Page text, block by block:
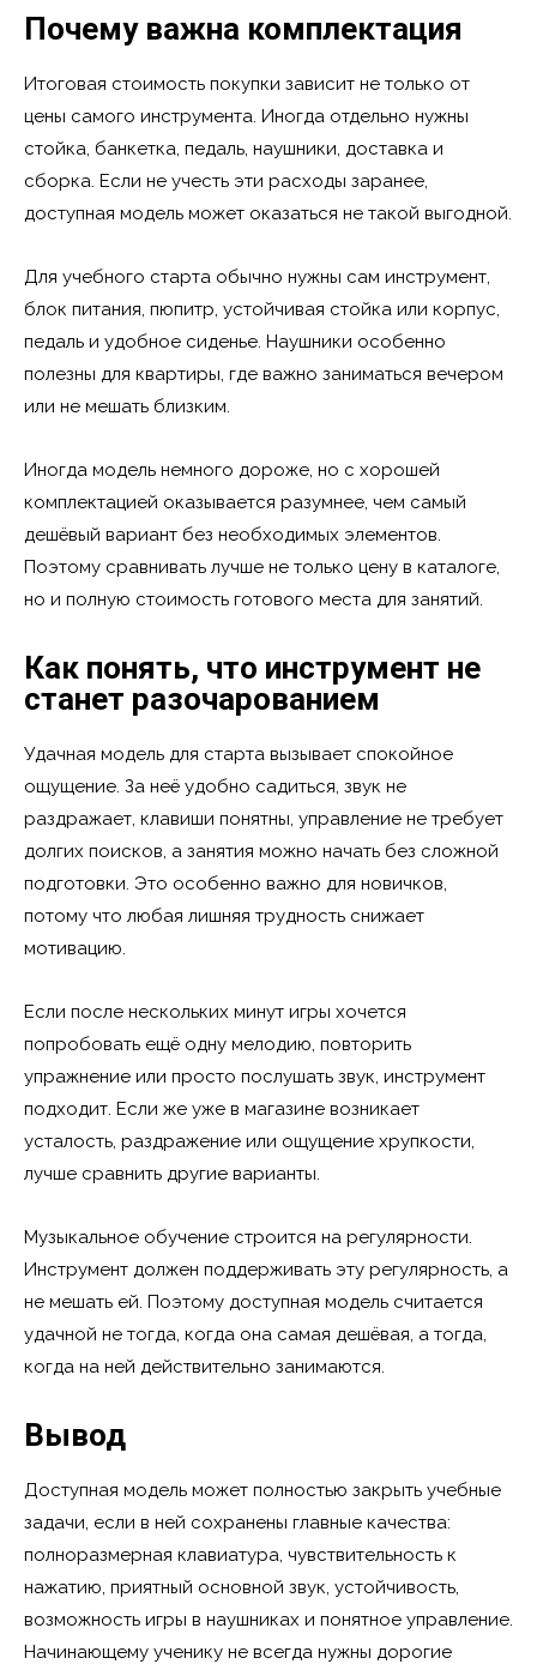
Почему важна комплектация
Итоговая стоимость покупки зависит не только от
цены самого инструмента. Иногда отдельно нужны
стойка, банкетка, педаль, наушники, доставка и
сборка. Если не учесть эти расходы заранее,
доступная модель может оказаться не такой выгодной.
Для учебного старта обычно нужны сам инструмент,
блок питания, пюпитр, устойчивая стойка или корпус,
педаль и удобное сиденье. Наушники особенно
полезны для квартиры, где важно заниматься вечером
или не мешать близким.
Иногда модель немного дороже, но с хорошей
комплектацией оказывается разумнее, чем самый
дешёвый вариант без необходимых элементов.
Поэтому сравнивать лучше не только цену в каталоге,
но и полную стоимость готового места для занятий.
Как понять, что инструмент не
станет разочарованием
Удачная модель для старта вызывает спокойное
ощущение. За неё удобно садиться, звук не
раздражает, клавиши понятны, управление не требует
долгих поисков, а занятия можно начать без сложной
подготовки. Это особенно важно для новичков,
потому что любая лишняя трудность снижает
мотивацию.
Если после нескольких минут игры хочется
попробовать ещё одну мелодию, повторить
упражнение или просто послушать звук, инструмент
подходит. Если же уже в магазине возникает
усталость, раздражение или ощущение хрупкости,
лучше сравнить другие варианты.
Музыкальное обучение строится на регулярности.
Инструмент должен поддерживать эту регулярность, а
не мешать ей. Поэтому доступная модель считается
удачной не тогда, когда она самая дешёвая, а тогда,
когда на ней действительно занимаются.
Вывод
Доступная модель может полностью закрыть учебные
задачи, если в ней сохранены главные качества:
полноразмерная клавиатура, чувствительность к
нажатию, приятный основной звук, устойчивость,
возможность игры в наушниках и понятное управление.
Начинающему ученику не всегда нужны дорогие